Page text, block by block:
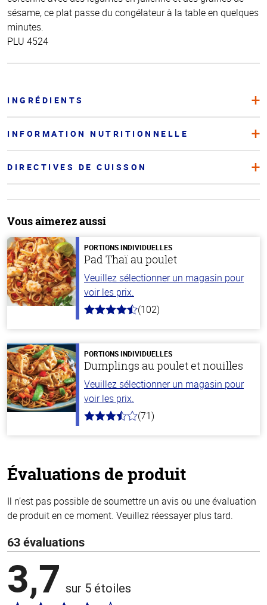
sésame, ce plat passe du congélateur à la table en quelques
minutes.
PLU 4524
INGRÉDIENTS
INFORMATION NUTRITIONNELLE
DIRECTIVES DE CUISSON
Vous aimerez aussi
PORTIONS INDIVIDUELLES
Pad Thaï au poulet
Veuillez sélectionner un magasin pour
voir les prix.
4.3
stars
(102)
PORTIONS INDIVIDUELLES
Dumplings au poulet et nouilles
Veuillez sélectionner un magasin pour
voir les prix.
3.8
(71)
Évaluations de produit
Il n’est pas possible de soumettre un avis ou une évaluation
de produit en ce moment. Veuillez réessayer plus tard.
63 évaluations
3,7 sur 5 étoiles